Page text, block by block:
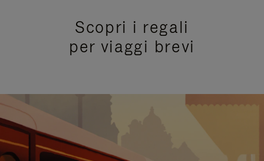
Scopri i regali
per viaggi brevi